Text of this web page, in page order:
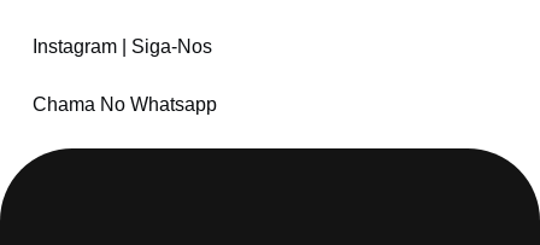
Instagram | Siga-Nos
Chama No Whatsapp